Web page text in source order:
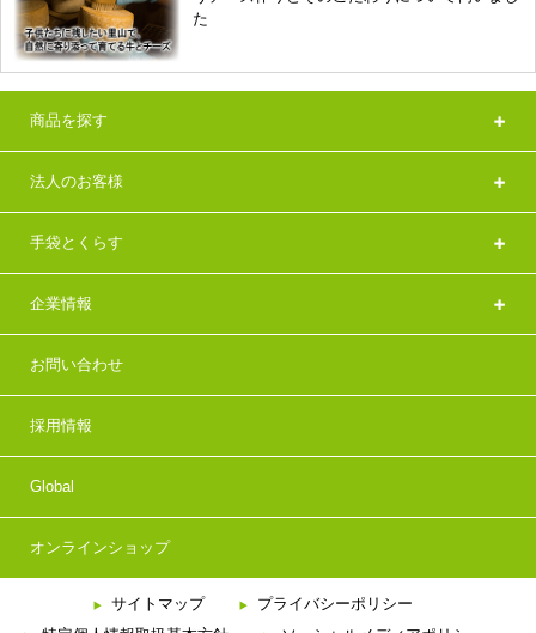
た
商品を探す
法人のお客様
手袋とくらす
企業情報
お問い合わせ
採用情報
Global
オンラインショップ
サイトマップ
プライバシーポリシー